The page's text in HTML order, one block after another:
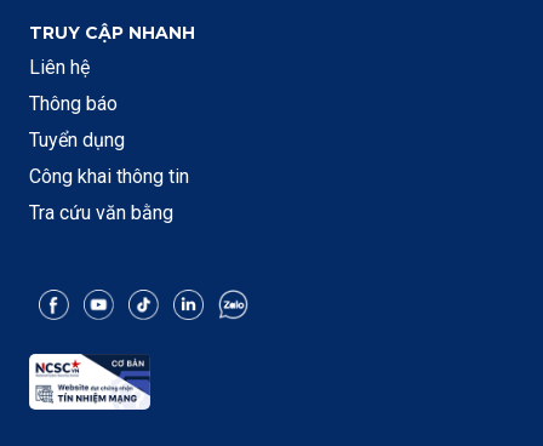
TRUY CẬP NHANH
Liên hệ
Thông báo
Tuyển dụng
Công khai thông tin
Tra cứu văn bằng